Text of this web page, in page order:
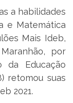
a habilidades
e Matemática
Mais Ideb,
por
da Educação
retomou suas
2021.